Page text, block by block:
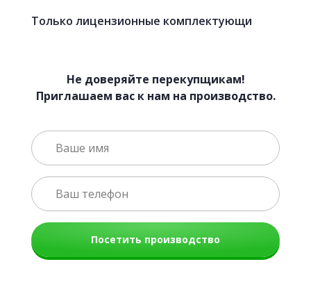
Только лицензионные комплектующи
Не доверяйте перекупщикам!
Приглашаем вас к нам на производство.
Посетить производство